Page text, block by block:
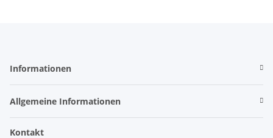
Informationen
Allgemeine Informationen
Kontakt